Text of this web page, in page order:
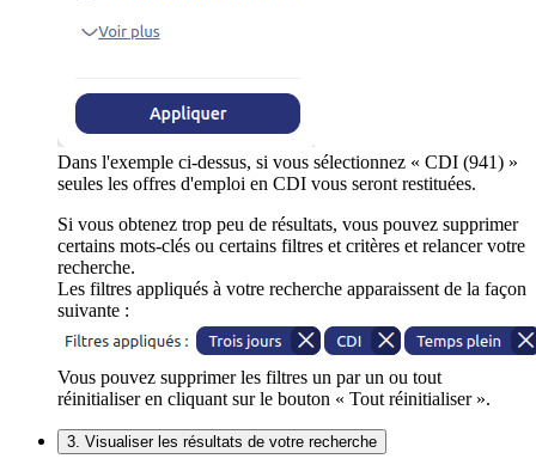
Dans l'exemple ci-dessus, si vous sélectionnez « CDI (941) »
seules les offres d'emploi en CDI vous seront restituées.
Si vous obtenez trop peu de résultats, vous pouvez supprimer
certains mots-clés ou certains filtres et critères et relancer votre
recherche.
Les filtres appliqués à votre recherche apparaissent de la façon
suivante :
Vous pouvez supprimer les filtres un par un ou tout
réinitialiser en cliquant sur le bouton « Tout réinitialiser ».
3. Visualiser les résultats de votre recherche